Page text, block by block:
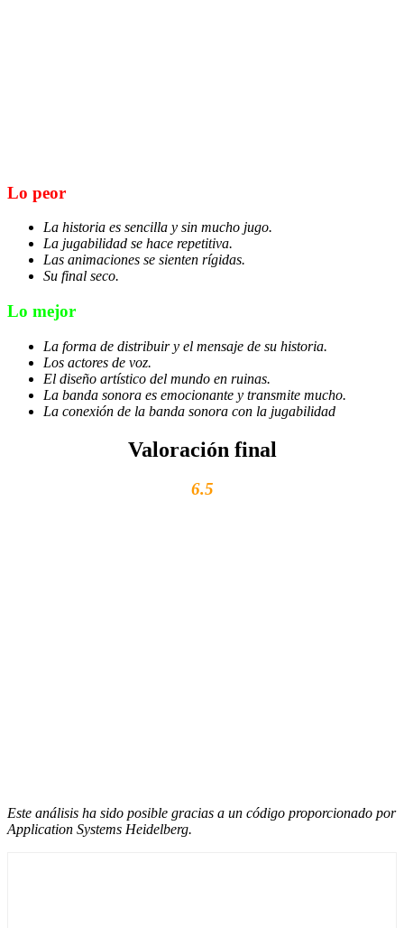
Lo peor
La historia es sencilla y sin mucho jugo.
La jugabilidad se hace repetitiva.
Las animaciones se sienten rígidas.
Su final seco.
Lo mejor
La forma de distribuir y el mensaje de su historia.
Los actores de voz.
El diseño artístico del mundo en ruinas.
La banda sonora es emocionante y transmite mucho.
La conexión de la banda sonora con la jugabilidad
Valoración final
6.5
Este análisis ha sido posible gracias a un código proporcionado por
Application Systems Heidelberg.